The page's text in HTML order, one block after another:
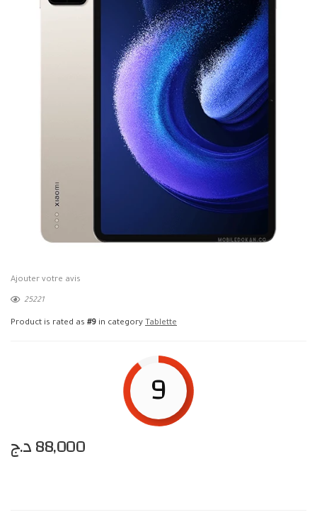
Ajouter votre avis
25221
Product is rated as #9 in category Tablette
9
88,000د.ج